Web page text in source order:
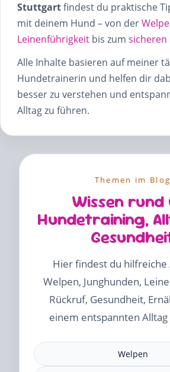
Stuttgartfindest du praktische
mit deinem Hund – von der
Leinenführigkeit bis zum sicheren
Alle Inhalte basieren auf meiner
Hundetrainerin und helfen dir
besser zu verstehen und
Alltag zu führen.
Themen im Blog
Wissen rund
Hundetraining,
Hier findest du hilfreiche
Welpen, Junghunden,
Rückruf, Gesundheit,
einem entspannten
Welpen